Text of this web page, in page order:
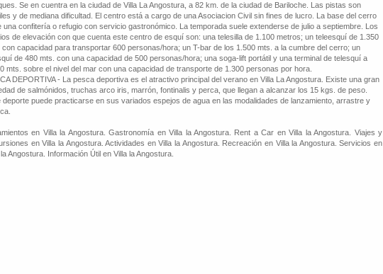
Se en cuentra en la ciudad de Villa La Angostura, a 82 km. de la ciudad de Bariloche. Las pistas son
y de mediana dificultad. El centro está a cargo de una Asociacion Civil sin fines de lucro. La base del cerro
una confitería o refugio con servicio gastronómico. La temporada suele extenderse de julio a septiembre. Los
de elevación con que cuenta este centro de esquí son: una telesilla de 1.100 metros; un teleesquí de 1.350
con capacidad para transportar 600 personas/hora; un T-bar de los 1.500 mts. a la cumbre del cerro; un
de 480 mts. con una capacidad de 500 personas/hora; una soga-lift portátil y una terminal de telesquí a
mts. sobre el nivel del mar con una capacidad de transporte de 1.300 personas por hora.
DEPORTIVA - La pesca deportiva es el atractivo principal del verano en Villa La Angostura. Existe una gran
de salmónidos, truchas arco iris, marrón, fontinalis y perca, que llegan a alcanzar los 15 kgs. de peso.
deporte puede practicarse en sus variados espejos de agua en las modalidades de lanzamiento, arrastre y
en Villa la Angostura. Gastronomía en Villa la Angostura. Rent a Car en Villa la Angostura. Viajes y
en Villa la Angostura. Actividades en Villa la Angostura. Recreación en Villa la Angostura. Servicios en
Angostura. Información Útil en Villa la Angostura.